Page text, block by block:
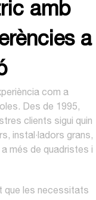
amb
a
com a
Des de 1995,
clients sigui quin
instal·ladors grans,
més de quadristes i
que les necessitats